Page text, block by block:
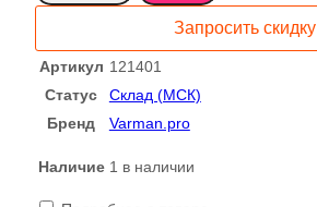
каповый
121401
Запросить скидку
Артикул 121401
Статус
Склад (МСК)
Бренд
Varman.pro
Наличие 1 в наличии